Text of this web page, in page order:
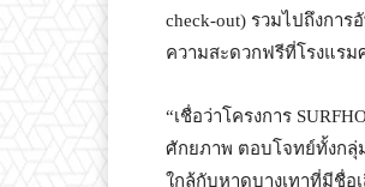
check-out) รวมไปถึงการ
ความสะดวกฟรีที่โรงแรม
“เชื่อว่าโครงการ
ศักยภาพ ตอบโจทย์ทั้งกลุ่
ใกล้กับหาดบางเทาที่มีชื่อ